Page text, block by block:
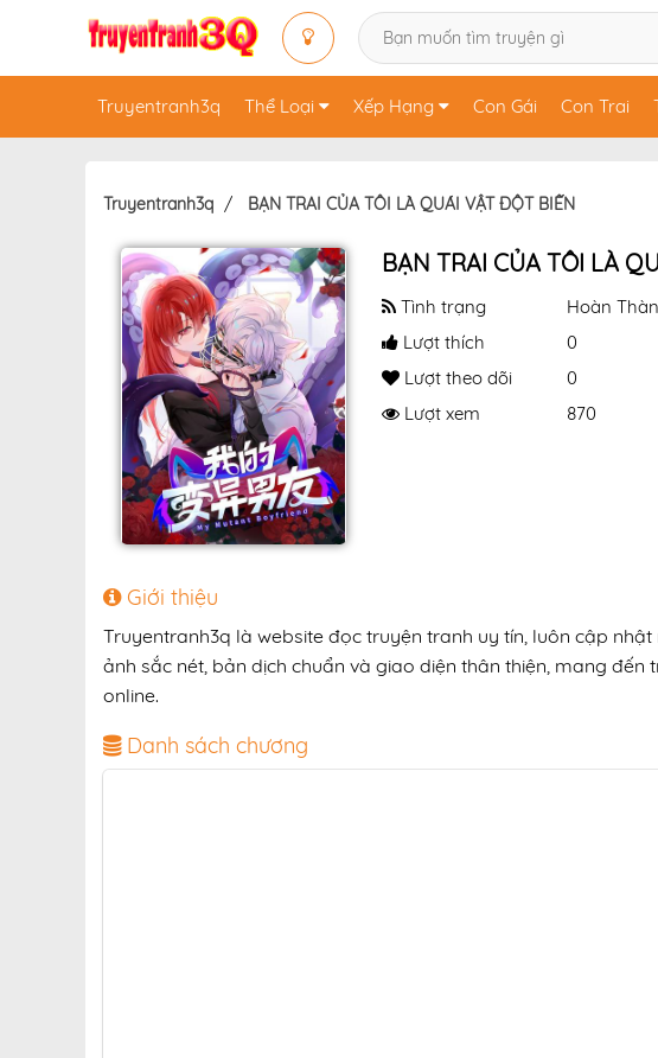
Truyentranh3q Thể Loại Xếp Hạng Con Gái Con Trai
Truyentranh3q BẠN TRAI CỦA TÔI LÀ QUÁI VẬT ĐỘT BIẾN
BẠN TRAI CỦA TÔI LÀ
Tình trạng
Hoàn
Lượt thích
0
Lượt theo dõi
0
Lượt xem
870
Giới thiệu
Truyentranh3q là website đọc truyện tranh uy tín, luôn cập nhật
ảnh sắc nét, bản dịch chuẩn và giao diện thân thiện, mang
online.
Danh sách chương